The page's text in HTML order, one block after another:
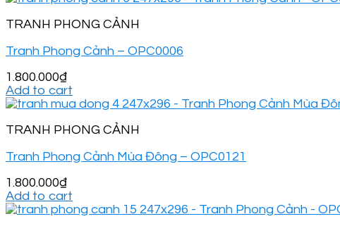
TRANH PHONG CẢNH
Tranh Phong Cảnh – OPC0006
1.800.000₫
Add to cart
TRANH PHONG CẢNH
Tranh Phong Cảnh Mùa Đông – OPC0121
1.800.000₫
Add to cart